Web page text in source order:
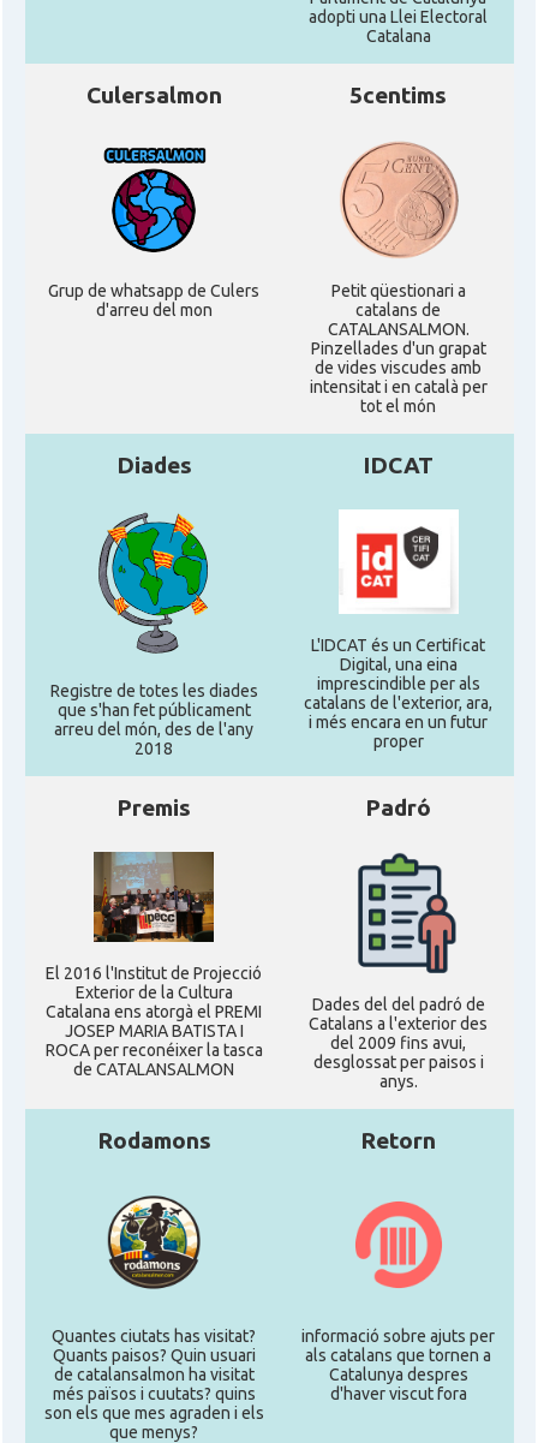
adopti una Llei Electoral
Catalana
Culersalmon
Grup de whatsapp de Culers
d'arreu del mon
5centims
Petit qüestionari a
catalans de
CATALANSALMON.
Pinzellades d'un grapat
de vides viscudes amb
intensitat i en català per
tot el món
Diades
Registre de totes les diades
que s'han fet públicament
arreu del món, des de l'any
2018
IDCAT
L'IDCAT és un Certificat
Digital, una eina
imprescindible per als
catalans de l'exterior, ara,
i més encara en un futur
proper
Premis
El 2016 l'Institut de Projecció
Exterior de la Cultura
Catalana ens atorgà el PREMI
JOSEP MARIA BATISTA I
ROCA per reconéixer la tasca
de CATALANSALMON
Padró
Dades del del padró de
Catalans a l'exterior des
del 2009 fins avui,
desglossat per paisos i
anys.
Rodamons
Quantes ciutats has visitat?
Quants paisos? Quin usuari
de catalansalmon ha visitat
més països i cuutats? quins
son els que mes agraden i els
que menys?
Retorn
informació sobre ajuts per
als catalans que tornen a
Catalunya despres
d'haver viscut fora